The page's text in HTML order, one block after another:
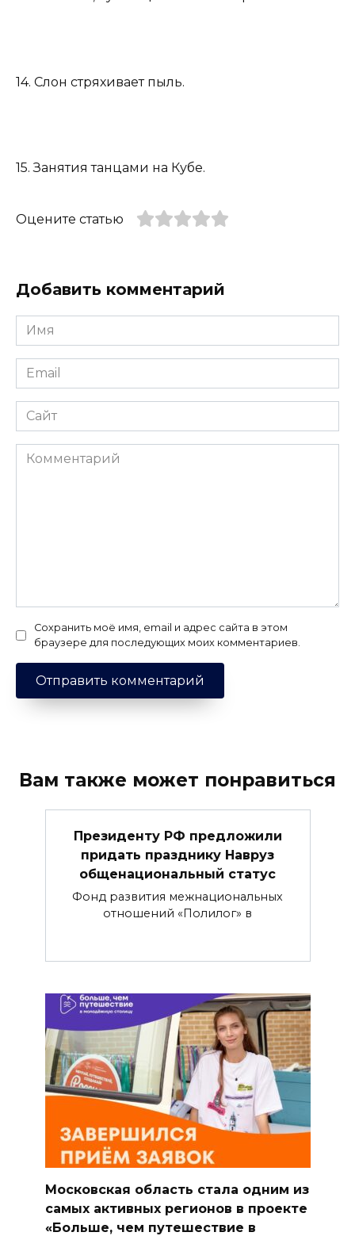
14. Слон стряхивает пыль.
15. Занятия танцами на Кубе.
Оцените статью
Добавить комментарий
Имя
*
Email
*
Сайт
Комментарий
Сохранить моё имя, email и адрес сайта в этом
браузере для последующих моих комментариев.
Вам также может понравиться
Президенту РФ предложили
придать празднику Навруз
общенациональный статус
Фонд развития межнациональных
отношений «Полилог» в
Московская область стала одним из
самых активных регионов в проекте
«Больше, чем путешествие в